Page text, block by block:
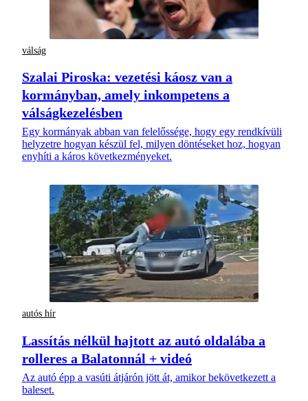
válság
Szalai Piroska: vezetési káosz van a
kormányban, amely inkompetens a
válságkezelésben
Egy kormányak abban van felelőssége, hogy egy rendkívüli
helyzetre hogyan készül fel, milyen döntéseket hoz, hogyan
enyhíti a káros következményeket.
autós hír
Lassítás nélkül hajtott az autó oldalába a
rolleres a Balatonnál + videó
Az autó épp a vasúti átjárón jött át, amikor bekövetkezett a
baleset.